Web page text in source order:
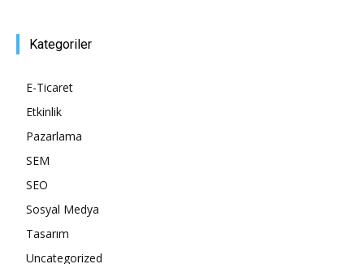
Kategoriler
E-Ticaret
Etkinlik
Pazarlama
SEM
SEO
Sosyal Medya
Tasarım
Uncategorized